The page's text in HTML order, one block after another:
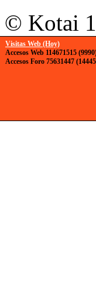
© Kotai
Visitas Web (Hoy)
Accesos Web 114671515
Accesos Foro 75631447